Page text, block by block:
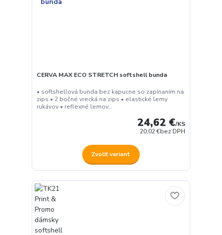
CERVA MAX ECO STRETCH softshell bunda
• softshellová bunda bez kapucne so zapínaním na
zips • 2 bočné vrecká na zips • elastické lemy
rukávov • reflexné lemov...
24,62 €/KS
20,02 €bez DPH
Zvoliť variant